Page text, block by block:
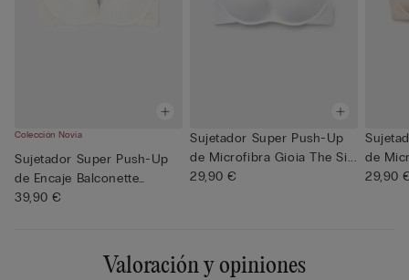
Colección Novia
Sujetador Super Push-Up
de Encaje Balconette
Gioia...
39,90 €
Sujetador Super Push-Up
de Microfibra Gioia The Si...
29,90 €
de
29,90
Valoración y opiniones